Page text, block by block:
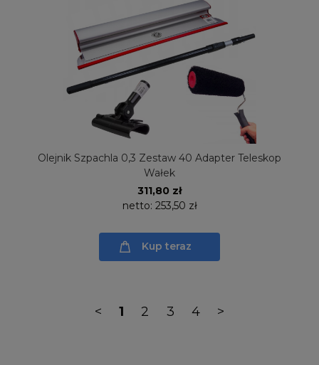
Olejnik Szpachla 0,3 Zestaw 40 Adapter Teleskop
Wałek
311,80 zł
netto: 253,50 zł
Kup teraz
< 1 2 3 4 >